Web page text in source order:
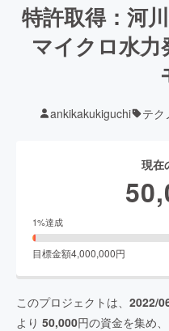
特許取得：河
マイクロ水
ankikakukiguchi テク
現在
1%達成
目標金額4,000,000円
このプロジェクトは、 2022/
より 50,000円の資金を集め、